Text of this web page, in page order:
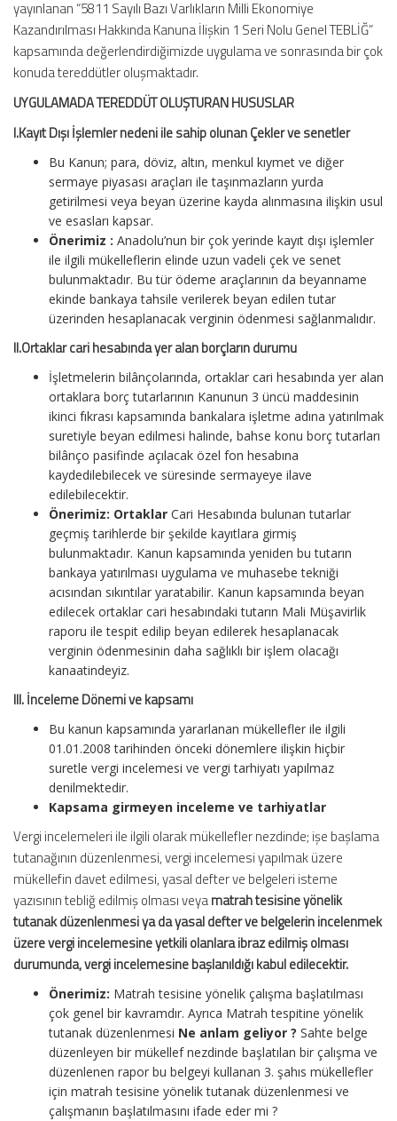
yayınlanan “5811 Sayılı Bazı Varlıkların Milli Ekonomiye
Kazandırılması Hakkında Kanuna İlişkin 1 Seri Nolu Genel TEBLİĞ”
kapsamında değerlendirdiğimizde uygulama ve sonrasında bir çok
konuda tereddütler oluşmaktadır.
UYGULAMADA TEREDDÜT OLUŞTURAN HUSUSLAR
I.Kayıt Dışı İşlemler nedeni ile sahip olunan Çekler ve senetler
Bu Kanun; para, döviz, altın, menkul kıymet ve diğer
sermaye piyasası araçları ile taşınmazların yurda
getirilmesi veya beyan üzerine kayda alınmasına ilişkin usul
ve esasları kapsar.
Önerimiz : Anadolu’nun bir çok yerinde kayıt dışı işlemler
ile ilgili mükelleflerin elinde uzun vadeli çek ve senet
bulunmaktadır. Bu tür ödeme araçlarının da beyanname
ekinde bankaya tahsile verilerek beyan edilen tutar
üzerinden hesaplanacak verginin ödenmesi sağlanmalıdır.
II.Ortaklar cari hesabında yer alan borçların durumu
İşletmelerin bilânçolarında, ortaklar cari hesabında yer alan
ortaklara borç tutarlarının Kanunun 3 üncü maddesinin
ikinci fıkrası kapsamında bankalara işletme adına yatırılmak
suretiyle beyan edilmesi halinde, bahse konu borç tutarları
bilânço pasifinde açılacak özel fon hesabına
kaydedilebilecek ve süresinde sermayeye ilave
edilebilecektir.
Önerimiz: Ortaklar Cari Hesabında bulunan tutarlar
geçmiş tarihlerde bir şekilde kayıtlara girmiş
bulunmaktadır. Kanun kapsamında yeniden bu tutarın
bankaya yatırılması uygulama ve muhasebe tekniği
acısından sıkıntılar yaratabilir. Kanun kapsamında beyan
edilecek ortaklar cari hesabındaki tutarın Mali Müşavirlik
raporu ile tespit edilip beyan edilerek hesaplanacak
verginin ödenmesinin daha sağlıklı bir işlem olacağı
kanaatindeyiz.
III. İnceleme Dönemi ve kapsamı
Bu kanun kapsamında yararlanan mükellefler ile ilgili
01.01.2008 tarihinden önceki dönemlere ilişkin hiçbir
suretle vergi incelemesi ve vergi tarhiyatı yapılmaz
denilmektedir.
Kapsama girmeyen inceleme ve tarhiyatlar
Vergi incelemeleri ile ilgili olarak mükellefler nezdinde; işe başlama
tutanağının düzenlenmesi, vergi incelemesi yapılmak üzere
mükellefin davet edilmesi, yasal defter ve belgeleri isteme
yazısının tebliğ edilmiş olması veyamatrah tesisine yönelik
tutanak düzenlenmesi ya da yasal defter ve belgelerin incelenmek
üzere vergi incelemesine yetkili olanlara ibraz edilmiş olması
durumunda, vergi incelemesine başlanıldığı kabul edilecektir.
Önerimiz: Matrah tesisine yönelik çalışma başlatılması
çok genel bir kavramdır. Ayrıca Matrah tespitine yönelik
tutanak düzenlenmesi Ne anlam geliyor ? Sahte belge
düzenleyen bir mükellef nezdinde başlatılan bir çalışma ve
düzenlenen rapor bu belgeyi kullanan 3. şahıs mükellefler
için matrah tesisine yönelik tutanak düzenlenmesi ve
çalışmanın başlatılmasını ifade eder mi ?